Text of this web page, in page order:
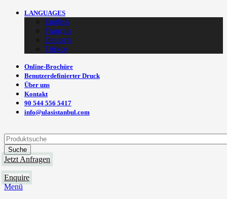
LANGUAGES
English
Français
Deutsch
Türkçe
Online-Brochüre
Benutzerdefinierter Druck
Über uns
Kontakt
90 544 556 5417
info@ulasistanbul.com
Suche
Jetzt Anfragen
Enquire
Menü